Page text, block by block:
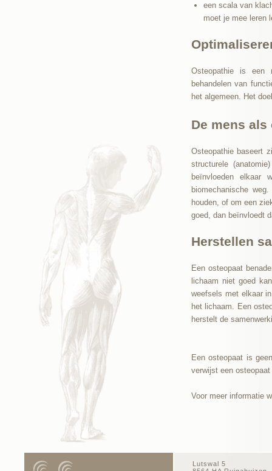
een scala van
moet je mee leren
Osteopathie is een
behandelen van
het algemeen. Het
De mens als
Osteopathie baseert
structurele
beïnvloeden elkaar
biomechanische
houden, of om een
goed, dan beïnvloedt
Herstellen
Een osteopaat
lichaam niet goed
weefsels met elkaar
het lichaam. Een
herstelt de
Een osteopaat is
verwijst een osteopaat
Voor meer informatie
Lutswal 5